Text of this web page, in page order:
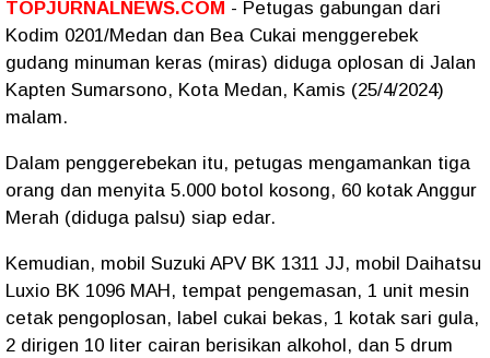
TOPJURNALNEWS.COM - Petugas gabungan dari
Kodim 0201/Medan dan Bea Cukai menggerebek
gudang minuman keras (miras) diduga oplosan di Jalan
Kapten Sumarsono, Kota Medan, Kamis (25/4/2024)
malam.
Dalam penggerebekan itu, petugas mengamankan tiga
orang dan menyita 5.000 botol kosong, 60 kotak Anggur
Merah (diduga palsu) siap edar.
Kemudian, mobil Suzuki APV BK 1311 JJ, mobil Daihatsu
Luxio BK 1096 MAH, tempat pengemasan, 1 unit mesin
cetak pengoplosan, label cukai bekas, 1 kotak sari gula,
2 dirigen 10 liter cairan berisikan alkohol, dan 5 drum